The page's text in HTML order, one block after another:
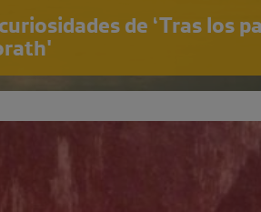
de ‘Tras los